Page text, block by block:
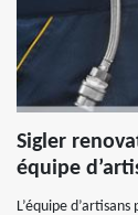
Sigler
équipe
L’équipe